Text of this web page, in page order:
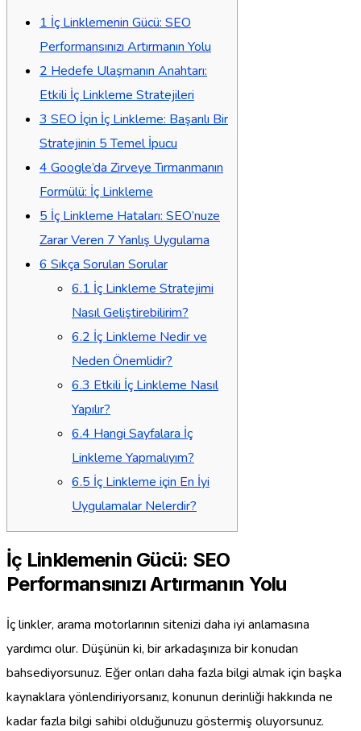
1 İç Linklemenin Gücü: SEO
Performansınızı Artırmanın Yolu
2 Hedefe Ulaşmanın Anahtarı:
Etkili İç Linkleme Stratejileri
3 SEO İçin İç Linkleme: Başarılı Bir
Stratejinin 5 Temel İpucu
4 Google’da Zirveye Tırmanmanın
Formülü: İç Linkleme
5 İç Linkleme Hataları: SEO’nuze
Zarar Veren 7 Yanlış Uygulama
6 Sıkça Sorulan Sorular
6.1 İç Linkleme Stratejimi
Nasıl Geliştirebilirim?
6.2 İç Linkleme Nedir ve
Neden Önemlidir?
6.3 Etkili İç Linkleme Nasıl
Yapılır?
6.4 Hangi Sayfalara İç
Linkleme Yapmalıyım?
6.5 İç Linkleme için En İyi
Uygulamalar Nelerdir?
İç Linklemenin Gücü: SEO
Performansınızı Artırmanın Yolu
İç linkler, arama motorlarının sitenizi daha iyi anlamasına
yardımcı olur. Düşünün ki, bir arkadaşınıza bir konudan
bahsediyorsunuz. Eğer onları daha fazla bilgi almak için başka
kaynaklara yönlendiriyorsanız, konunun derinliği hakkında ne
kadar fazla bilgi sahibi olduğunuzu göstermiş oluyorsunuz.